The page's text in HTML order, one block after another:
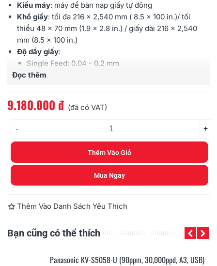
Kiểu máy: máy để bàn nạp giấy tự động
Khổ giấy: tối đa 216 x 2,540 mm ( 8.5 x 100 in.)/ tối
thiểu 48 x 70 mm (1.9 x 2.8 in.) / giấy dài 216 x 2,540
mm (8.5 x 100 in.)
Độ dầy giấy:
Single Feed: 0.04 - 0.2 mm
Continuous Feed:
Trọng lượng giấy
Công suất/ngày: 2.000 tờ
thẳng, Giấy letter): 30ppm/60ipm
letter): 20ppm/40ipm
Độ phân giải quang học: 600dpi
Cổng kết nối: USB 2.0
Đọc thêm
9.180.000 đ (đã có VAT)
- +
Thêm Vào Giỏ
Mua Ngay
Thêm Vào Danh Sách Yêu Thích
Bạn cũng có thể thích
Panasonic KV-S5058-U (90ppm, 30,000ppd, A3, USB)